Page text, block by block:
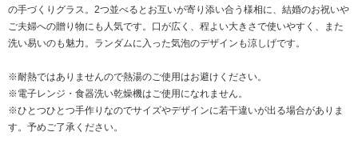
の手づくりグラス。2つ並べるとお互いが寄り添い合う様相に、結婚のお祝いや
ご夫婦への贈り物にも人気です。口が広く、程よい大きさで使いやすく、また
洗い易いのも魅力。ランダムに入った気泡のデザインも涼しげです。
※耐熱ではありませんので熱湯のご使用はお避けください。
※電子レンジ・食器洗い乾燥機はご使用になれません。
※ひとつひとつ手作りなのでサイズやデザインに若干違いが出る場合がありま
す。予めご了承ください。